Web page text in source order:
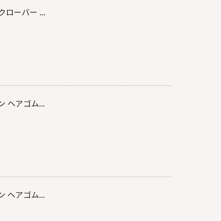
ローバー ...
ヘアゴム...
ヘアゴム...